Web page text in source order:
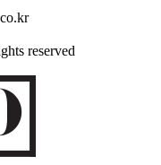
reserved